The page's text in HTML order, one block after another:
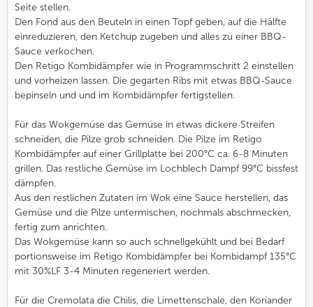
Seite stellen.
Den Fond aus den Beuteln in einen Topf geben, auf die Hälfte
einreduzieren, den Ketchup zugeben und alles zu einer BBQ-
Sauce verkochen.
Den Retigo Kombidämpfer wie in Programmschritt 2 einstellen
und vorheizen lassen. Die gegarten Ribs mit etwas BBQ-Sauce
bepinseln und und im Kombidämpfer fertigstellen.
Für das Wokgemüse das Gemüse in etwas dickere Streifen
schneiden, die Pilze grob schneiden. Die Pilze im Retigo
Kombidämpfer auf einer Grillplatte bei 200°C ca. 6-8 Minuten
grillen. Das restliche Gemüse im Lochblech Dampf 99°C bissfest
dämpfen.
Aus den restlichen Zutaten im Wok eine Sauce herstellen, das
Gemüse und die Pilze untermischen, nochmals abschmecken,
fertig zum anrichten.
Das Wokgemüse kann so auch schnellgekühlt und bei Bedarf
portionsweise im Retigo Kombidämpfer bei Kombidampf 135°C
mit 30%LF 3-4 Minuten regeneriert werden.
Für die Cremolata die Chilis, die Limettenschale, den Koriander